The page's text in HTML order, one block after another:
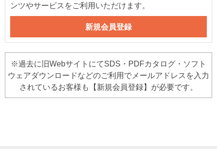
ンツやサービスをご利用いただけます。
※過去に旧WebサイトにてSDS・PDFカタログ・ソフト
ウェアダウンロードなどのご利用でメールアドレスを入力
されているお客様も【新規会員登録】が必要です。